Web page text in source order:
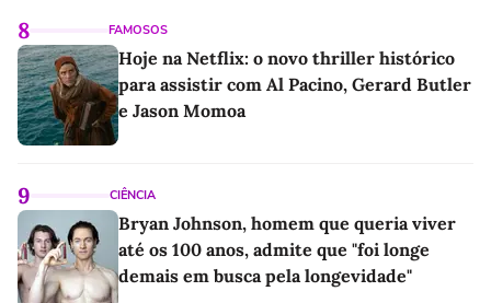
8 FAMOSOS
Hoje na Netflix: o novo thriller histórico
para assistir com Al Pacino, Gerard Butler
e Jason Momoa
9 CIÊNCIA
Bryan Johnson, homem que queria viver
até os 100 anos, admite que "foi longe
demais em busca pela longevidade"